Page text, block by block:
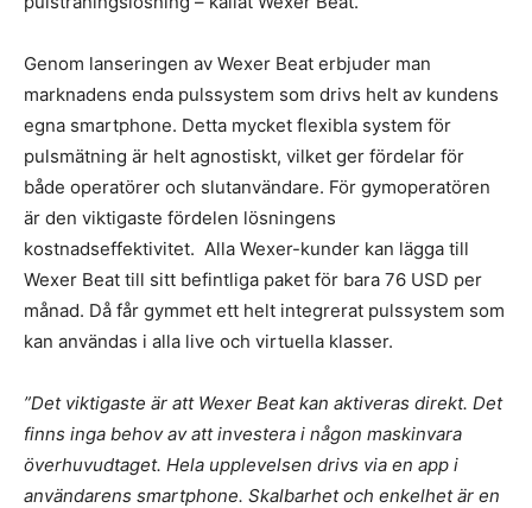
Genom lanseringen av Wexer Beat erbjuder man
marknadens enda pulssystem som drivs helt av kundens
egna smartphone. Detta mycket flexibla system för
pulsmätning är helt agnostiskt, vilket ger fördelar för
både operatörer och slutanvändare. För gymoperatören
är den viktigaste fördelen lösningens
kostnadseffektivitet. Alla Wexer-kunder kan lägga till
Wexer Beat till sitt befintliga paket för bara 76 USD per
månad. Då får gymmet ett helt integrerat pulssystem som
kan användas i alla live och virtuella klasser.
”Det viktigaste är att Wexer Beat kan aktiveras direkt. Det
finns inga behov av att investera i någon maskinvara
överhuvudtaget. Hela upplevelsen drivs via en app i
användarens smartphone. Skalbarhet och enkelhet är en